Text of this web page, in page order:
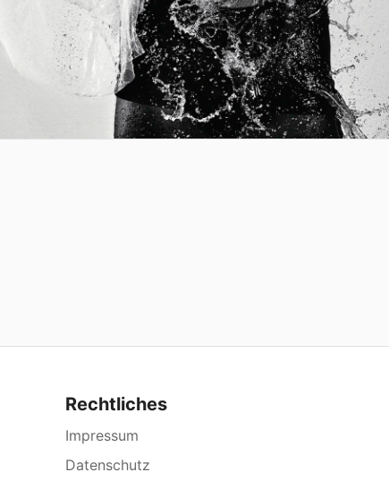
Rechtliches
Impressum
Datenschutz